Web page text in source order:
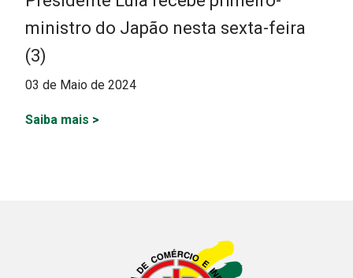
ministro do Japão nesta sexta-feira
(3)
03 de Maio de 2024
Saiba mais >